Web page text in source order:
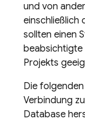
und von
einschließlich
sollten einen
beabsichtigte
Projekts
Die
Verbindung
Database